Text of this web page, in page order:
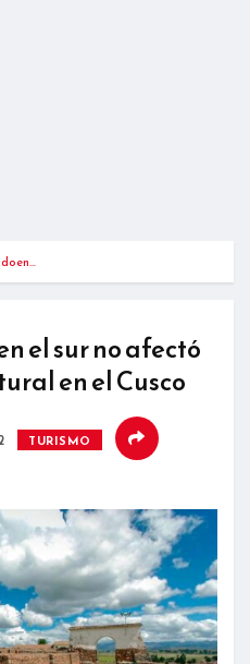
en…
el sur no afectó
en el Cusco
TURISMO